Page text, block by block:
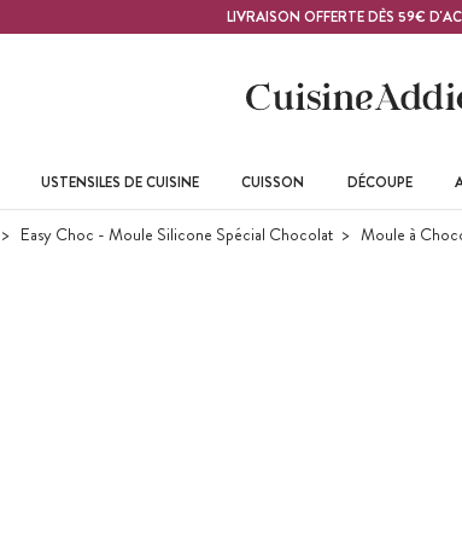
LIVRAISON OFFERTE DÈS 59€
USTENSILES DE CUISINE CUISSON DÉCOUPE
Easy Choc - Moule Silicone Spécial Chocolat Moule à